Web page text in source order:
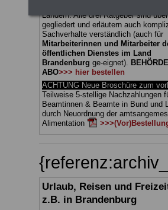
Ländern. Alle drei Ratgeber sind
gegliedert und erläutern auch
Sachverhalte verständlich (auch für
Mitarbeiterinnen und Mitarbeiter
öffentlichen Dienstes im Land
Brandenburg ge-eignet).
ABO>>> hier bestellen
ACHTUNG Neue Broschüre zum
Teilweise 5-stellige Nachzahlungen
Beamtinnen & Beamte in Bund und
durch Neuordnung der
Alimentation
Urlaub, Reisen und
z.B. in Brandenburg